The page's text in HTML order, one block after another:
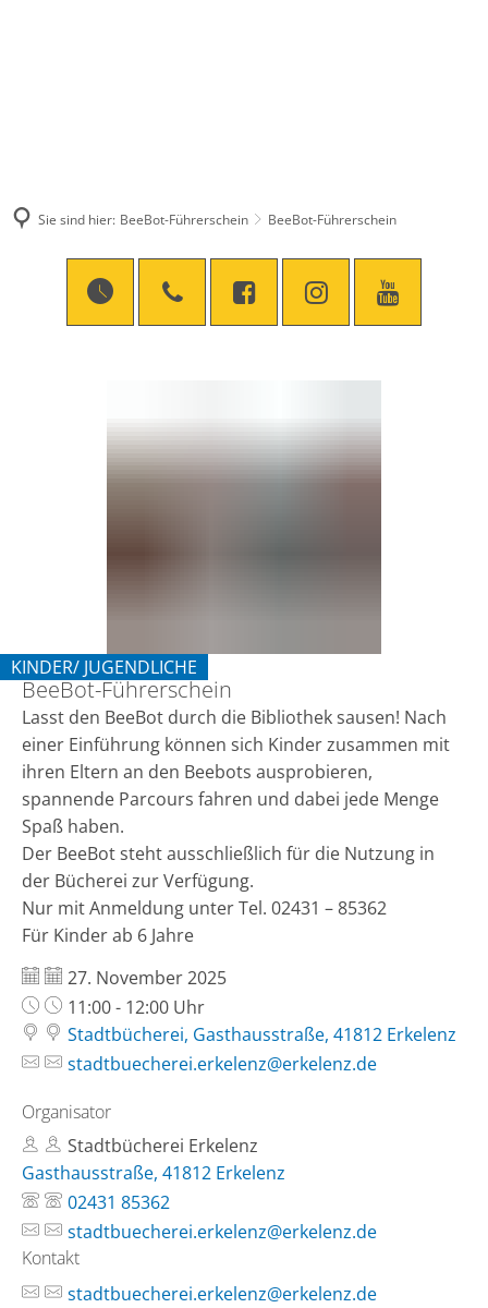
Sie sind hier: BeeBot-Führerschein BeeBot-Führerschein
Führerschein
KINDER/ JUGENDLICHE
KATEGORIE: KINDER/ JUGENDLICHE
BeeBot-Führerschein
Lasst den BeeBot durch die Bibliothek sausen! Nach
einer Einführung können sich Kinder zusammen mit
ihren Eltern an den Beebots ausprobieren,
spannende Parcours fahren und dabei jede Menge
Spaß haben.
Der BeeBot steht ausschließlich für die Nutzung in
der Bücherei zur Verfügung.
Nur mit Anmeldung unter Tel. 02431 – 85362
Für Kinder ab 6 Jahre
Datum:
27. November 2025
Uhrzeit:
11:00 - 12:00 Uhr
Stadtbücherei, Gasthausstraße, 41812 Erkelenz
stadtbuecherei.erkelenz@erkelenz.de
Organisator
Stadtbücherei Erkelenz
Gasthausstraße, 41812 Erkelenz
02431 85362
stadtbuecherei.erkelenz@erkelenz.de
Kontakt
stadtbuecherei.erkelenz@erkelenz.de